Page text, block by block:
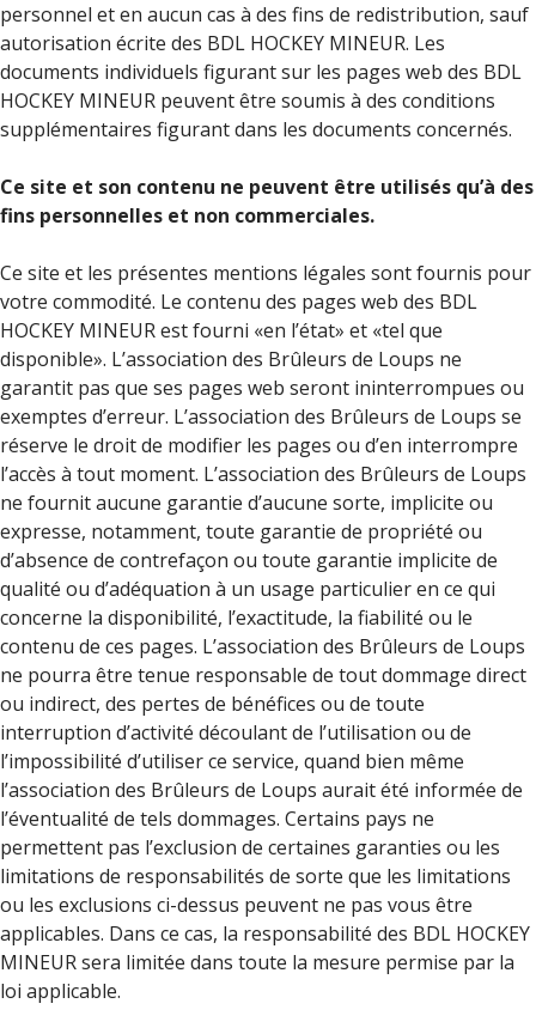
personnel et en aucun cas à des fins de redistribution, sauf
autorisation écrite des BDL HOCKEY MINEUR. Les
documents individuels figurant sur les pages web des BDL
HOCKEY MINEUR peuvent être soumis à des conditions
supplémentaires figurant dans les documents concernés.
Ce site et son contenu ne peuvent être utilisés qu’à des
fins personnelles et non commerciales.
Ce site et les présentes mentions légales sont fournis pour
votre commodité. Le contenu des pages web des BDL
HOCKEY MINEUR est fourni «en l’état» et «tel que
disponible». L’association des Brûleurs de Loups ne
garantit pas que ses pages web seront ininterrompues ou
exemptes d’erreur. L’association des Brûleurs de Loups se
réserve le droit de modifier les pages ou d’en interrompre
l’accès à tout moment. L’association des Brûleurs de Loups
ne fournit aucune garantie d’aucune sorte, implicite ou
expresse, notamment, toute garantie de propriété ou
d’absence de contrefaçon ou toute garantie implicite de
qualité ou d’adéquation à un usage particulier en ce qui
concerne la disponibilité, l’exactitude, la fiabilité ou le
contenu de ces pages. L’association des Brûleurs de Loups
ne pourra être tenue responsable de tout dommage direct
ou indirect, des pertes de bénéfices ou de toute
interruption d’activité découlant de l’utilisation ou de
l’impossibilité d’utiliser ce service, quand bien même
l’association des Brûleurs de Loups aurait été informée de
l’éventualité de tels dommages. Certains pays ne
permettent pas l’exclusion de certaines garanties ou les
limitations de responsabilités de sorte que les limitations
ou les exclusions ci-dessus peuvent ne pas vous être
applicables. Dans ce cas, la responsabilité des BDL HOCKEY
MINEUR sera limitée dans toute la mesure permise par la
loi applicable.